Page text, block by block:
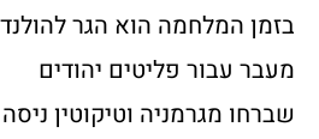
בזמן המלחמה הוא הגר
מעבר עבור פליטים יהודים
שברחו מגרמניה וטיקוטין